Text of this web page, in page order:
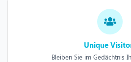
Unique
Bleiben Sie im Gedächtnis